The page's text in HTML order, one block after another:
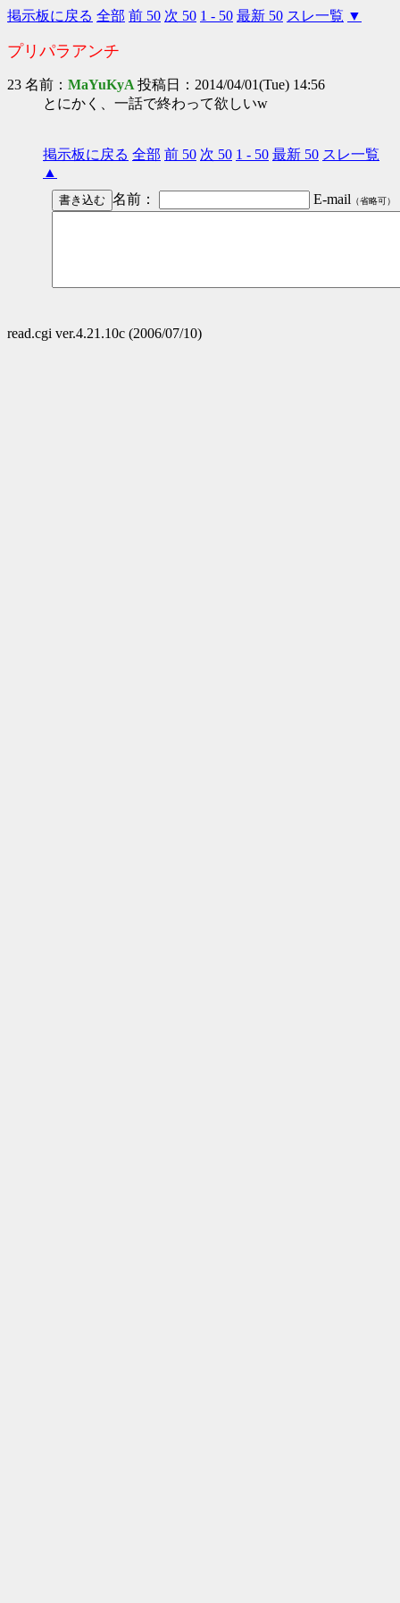
掲示板に戻る 全部 前 50 次 50 1 - 50 最新 50 スレ一覧 ▼
プリパラアンチ
23 名前： MaYuKyA 投稿日：2014/04/01(Tue) 14:56
とにかく、一話で終わって欲しいw
掲示板に戻る 全部 前 50 次 50 1 - 50 最新 50 スレ一覧
▲
名前：
E-mail （省略可）
read.cgi ver.4.21.10c (2006/07/10)